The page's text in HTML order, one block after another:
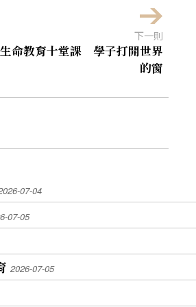
下一則
命教育十堂課 學子打開世界
的窗
07-04
07-05
2026-07-05